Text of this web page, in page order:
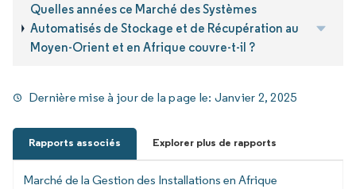
Quelles années ce Marché des Systèmes
Automatisés de Stockage et de Récupération au
Moyen-Orient et en Afrique couvre-t-il ?
Dernière mise à jour de la page le: Janvier 2, 2025
Rapports associés Explorer plus de rapports
Marché de la Gestion des Installations en Afrique